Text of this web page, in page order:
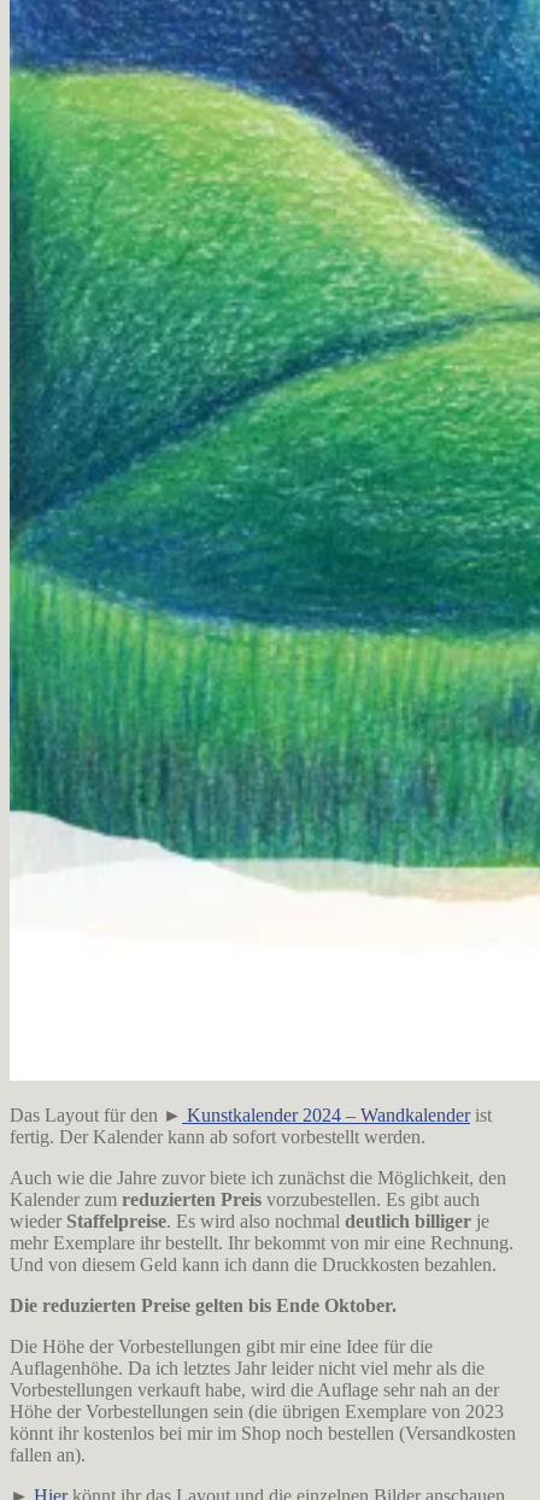
Das Layout für den ► Kunstkalender 2024 – Wandkalenderist
fertig. Der Kalender kann ab sofort vorbestellt werden.
Auch wie die Jahre zuvor biete ich zunächst die Möglichkeit, den
Kalender zum reduzierten Preis vorzubestellen. Es gibt auch
wieder Staffelpreise. Es wird also nochmal deutlich billiger je
mehr Exemplare ihr bestellt. Ihr bekommt von mir eine Rechnung.
Und von diesem Geld kann ich dann die Druckkosten bezahlen.
Die reduzierten Preise gelten bis Ende Oktober.
Die Höhe der Vorbestellungen gibt mir eine Idee für die
Auflagenhöhe. Da ich letztes Jahr leider nicht viel mehr als die
Vorbestellungen verkauft habe, wird die Auflage sehr nah an der
Höhe der Vorbestellungen sein (die übrigen Exemplare von 2023
könnt ihr kostenlos bei mir im Shop noch bestellen (Versandkosten
fallen an).
► Hier könnt ihr das Layout und die einzelnen Bilder anschauen